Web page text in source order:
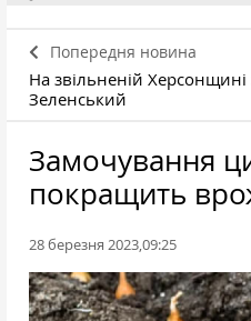
Попередня новина
На звільненій
Зеленський
Замочування
покращить
28 березня 2023,09:25